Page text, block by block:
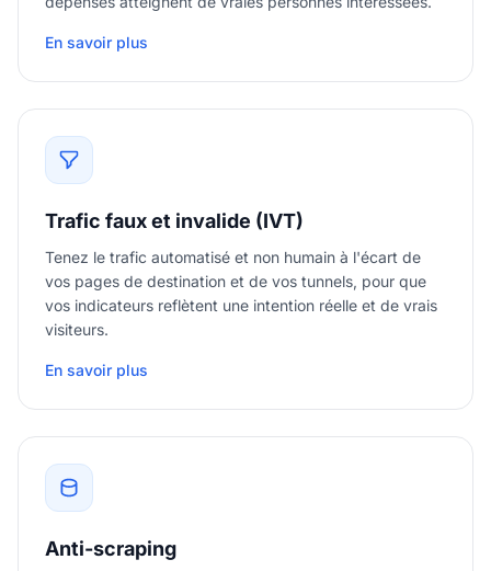
En savoir plus
Trafic faux et invalide (IVT)
Tenez le trafic automatisé et non humain à l'écart de
vos pages de destination et de vos tunnels, pour que
vos indicateurs reflètent une intention réelle et de vrais
visiteurs.
En savoir plus
Anti-scraping